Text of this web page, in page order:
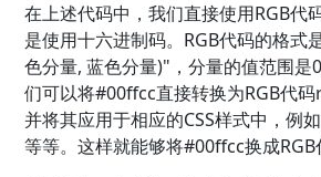
在上述代码中，我们直接使用RGB代
是使用十六进制码。RGB代码的格式
色分量, 蓝色分量)"，分量的值范围是
们可以将#00ffcc直接转换为RGB代码
并将其应用于相应的CSS样式中，例
等等。这样就能够将#00ffcc换成RGB